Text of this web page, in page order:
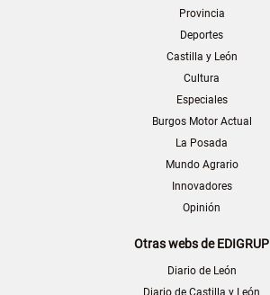
Provincia
Deportes
Castilla y León
Cultura
Especiales
Burgos Motor Actual
La Posada
Mundo Agrario
Innovadores
Opinión
Otras webs de EDIGRUP
Diario de León